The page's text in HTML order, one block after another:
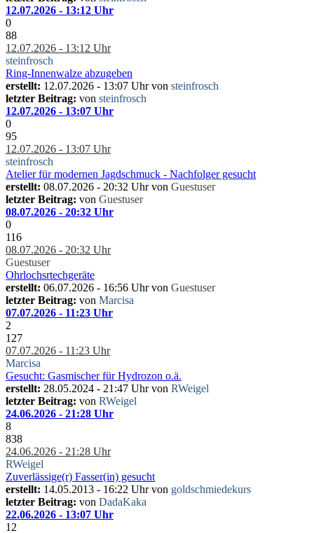
12.07.2026 - 13:12 Uhr
0
88
12.07.2026 - 13:12 Uhr
steinfrosch
Ring-Innenwalze abzugeben
erstellt: 12.07.2026 - 13:07 Uhr von steinfrosch
letzter Beitrag: von steinfrosch
12.07.2026 - 13:07 Uhr
0
95
12.07.2026 - 13:07 Uhr
steinfrosch
Atelier für modernen Jagdschmuck - Nachfolger gesucht
erstellt: 08.07.2026 - 20:32 Uhr von Guestuser
letzter Beitrag: von Guestuser
08.07.2026 - 20:32 Uhr
0
116
08.07.2026 - 20:32 Uhr
Guestuser
Ohrlochsrtechgeräte
erstellt: 06.07.2026 - 16:56 Uhr von Guestuser
letzter Beitrag: von Marcisa
07.07.2026 - 11:23 Uhr
2
127
07.07.2026 - 11:23 Uhr
Marcisa
Gesucht: Gasmischer für Hydrozon o.ä.
erstellt: 28.05.2024 - 21:47 Uhr von RWeigel
letzter Beitrag: von RWeigel
24.06.2026 - 21:28 Uhr
8
838
24.06.2026 - 21:28 Uhr
RWeigel
Zuverlässige(r) Fasser(in) gesucht
erstellt: 14.05.2013 - 16:22 Uhr von goldschmiedekurs
letzter Beitrag: von DadaKaka
22.06.2026 - 13:07 Uhr
12